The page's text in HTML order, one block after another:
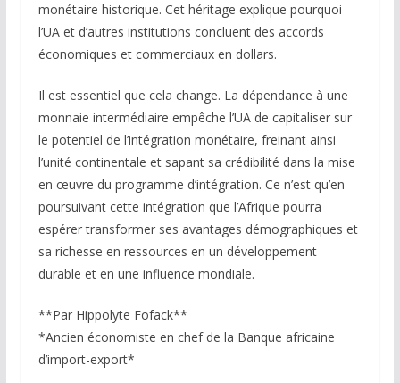
monétaire historique. Cet héritage explique pourquoi
l’UA et d’autres institutions concluent des accords
économiques et commerciaux en dollars.
Il est essentiel que cela change. La dépendance à une
monnaie intermédiaire empêche l’UA de capitaliser sur
le potentiel de l’intégration monétaire, freinant ainsi
l’unité continentale et sapant sa crédibilité dans la mise
en œuvre du programme d’intégration. Ce n’est qu’en
poursuivant cette intégration que l’Afrique pourra
espérer transformer ses avantages démographiques et
sa richesse en ressources en un développement
durable et en une influence mondiale.
**Par Hippolyte Fofack**
*Ancien économiste en chef de la Banque africaine
d’import-export*